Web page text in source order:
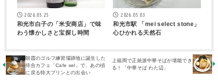
2026.05.25
和光市白子の「米安商店」で味
わう懐かしさと宝探し時間
2026.05.03
和光市駅 「mei select stone」
心ひかれる天然石
朝霞のゴルフ練習場跡地に誕生した
待合カフェ「Cafe sel」で、あの頃
に戻る特大プリンとの出会い
上福岡で正統派中華そばが堪能でき
る！「中華そば わた辺」